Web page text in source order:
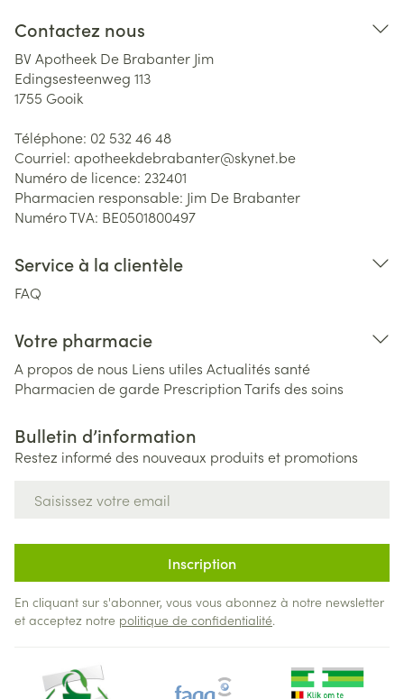
Contactez nous
BV Apotheek De Brabanter Jim
Edingsesteenweg 113
1755 Gooik
Téléphone: 02 532 46 48
Courriel: apotheekdebrabanter@skynet.be
Numéro de licence: 232401
Pharmacien responsable: Jim De Brabanter
Numéro TVA: BE0501800497
Service à la clientèle
FAQ
Votre pharmacie
A propos de nous Liens utiles Actualités santé
Pharmacien de garde PrescriptionTarifs des soins
Bulletin d’information
Restez informé des nouveaux produits et promotions
Inscription
En cliquant sur s'abonner, vous vous abonnez à notre newsletter
et acceptez notre politique de confidentialité.